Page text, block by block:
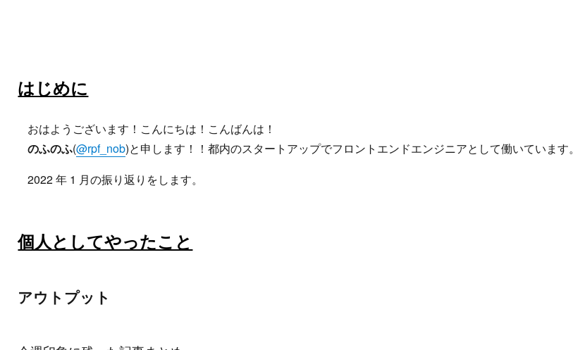
はじめに
おはようございます！こんにちは！こんばんは！
のふのふ(@rpf_nob)と申します！！都内のスタートアップでフロントエンドエンジニアとして働いています。
2022 年 1 月の振り返りをします。
個人としてやったこと
アウトプット